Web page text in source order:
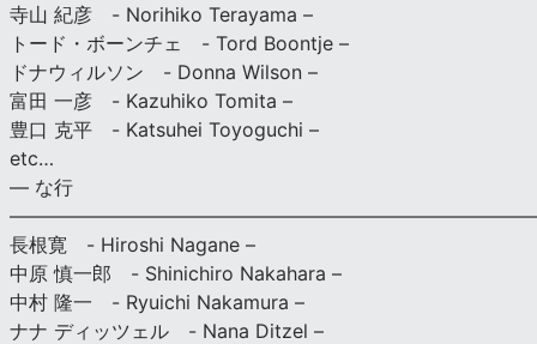
寺山 紀彦 - Norihiko Terayama –
トード・ボーンチェ - Tord Boontje –
ドナウィルソン - Donna Wilson –
富田 一彦 - Kazuhiko Tomita –
豊口 克平 - Katsuhei Toyoguchi –
etc…
— な行
長根寛 - Hiroshi Nagane –
中原 慎一郎 - Shinichiro Nakahara –
中村 隆一 - Ryuichi Nakamura –
ナナ ディッツェル - Nana Ditzel –